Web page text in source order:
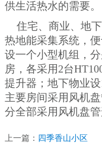
供生活热水的需要。
住宅、商业、地下
热地能采集系统，
设一个小型机组，
房，各采用2台
提升器；地下物业
主要房间采用风机
分全部采用风机盘
上一篇： 四季香山小区